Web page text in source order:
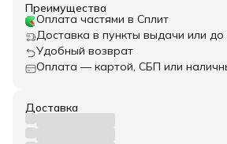
Преимущества
Оплата частями в Сплит
Доставка в пункты выдачи или до
Удобный возврат
Оплата — картой, СБП или
Доставка